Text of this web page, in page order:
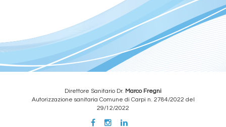
Direttore Sanitario Dr. Marco Fregni
Autorizzazione sanitaria Comune di Carpi n. 2784/2022 del
29/12/2022